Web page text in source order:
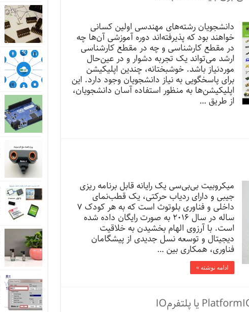
دانشجویان رشته‌های مهندسی اولین کسانی
خواهند بود که پذیرفته‌اند دوره آموزشی آن‌ها چه
در مقطع کارشناسی و چه در مقطع کارشناسی
ارشد می‌تواند یک تجربه دشوار و در عین‌حال
موردنیاز باشد. خوشبختانه، چندین اپلیکیشن
برای پاسخگویی به نیاز دانشجویان وجود دارد. این
اپلیکیشن‌ها به منظور استفاده آسان دانشجویان،
از طریق …
میکروبیت بی‌بی‌سی یک رایانه قابل برنامه ریزی
جیبی و دارای ردیاب حرکتی، یک قطب‌نمای
داخلی و فناوری بلوتوث است که به هر کودک ۷
ساله در سال ۲۰۱۶ به صورت رایگان داده شده
است. با آرزوی الهام بخشیدن به خلاقیت
دیجیتال و توسعه نسل جدیدی از پیشگامان
فناوری، همکاری بین …
ادامه نوشته »